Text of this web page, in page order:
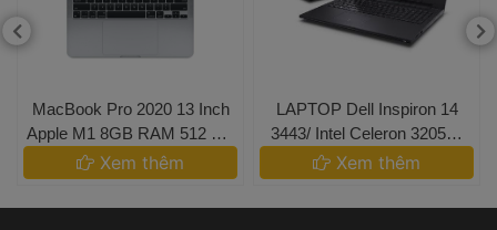
MacBook Pro 2020 13 Inch
Apple M1 8GB RAM 512 GB
SSD
Xem thêm
LAPTOP Dell Inspiron 14
3443/ Intel Celeron 3205U/
RAM 4G/ HDD 500G/ 14 IN
Xem thêm